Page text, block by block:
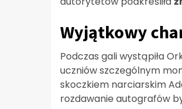
Wyjątkowy
Podczas gali wystąpiła
uczniów szczególnym
skoczkiem narciarskim
rozdawanie autografów